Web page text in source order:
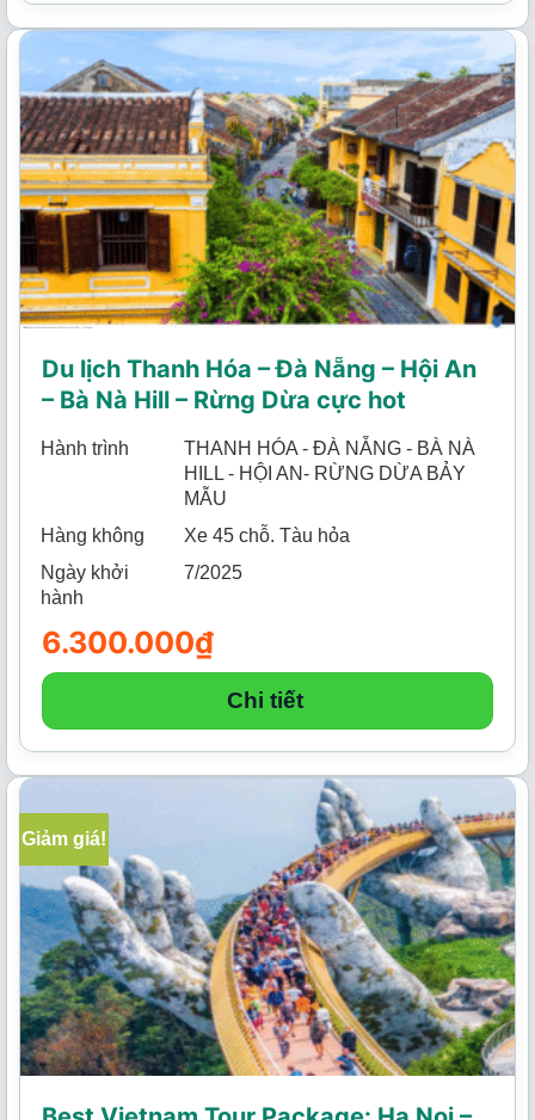
Du lịch Thanh Hóa – Đà Nẵng – Hội An
– Bà Nà Hill – Rừng Dừa cực hot
Hành trình
THANH HÓA - ĐÀ NẴNG - BÀ NÀ
HILL - HỘI AN- RỪNG DỪA BẢY
MẪU
Hàng không
Xe 45 chỗ. Tàu hỏa
Ngày khởi
hành
7/2025
6.300.000₫
Chi tiết
Giảm giá!